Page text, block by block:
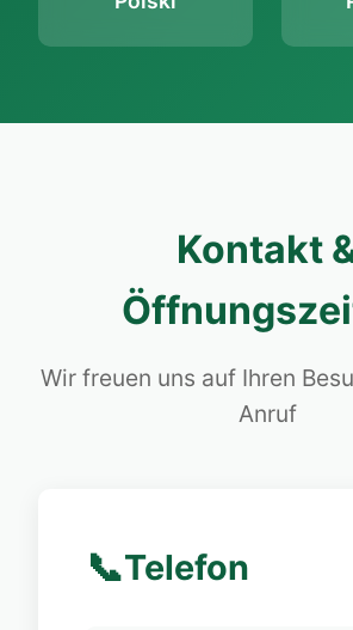
Kontakt
Wir freuen uns auf Ihren
Anruf
📞Telefon